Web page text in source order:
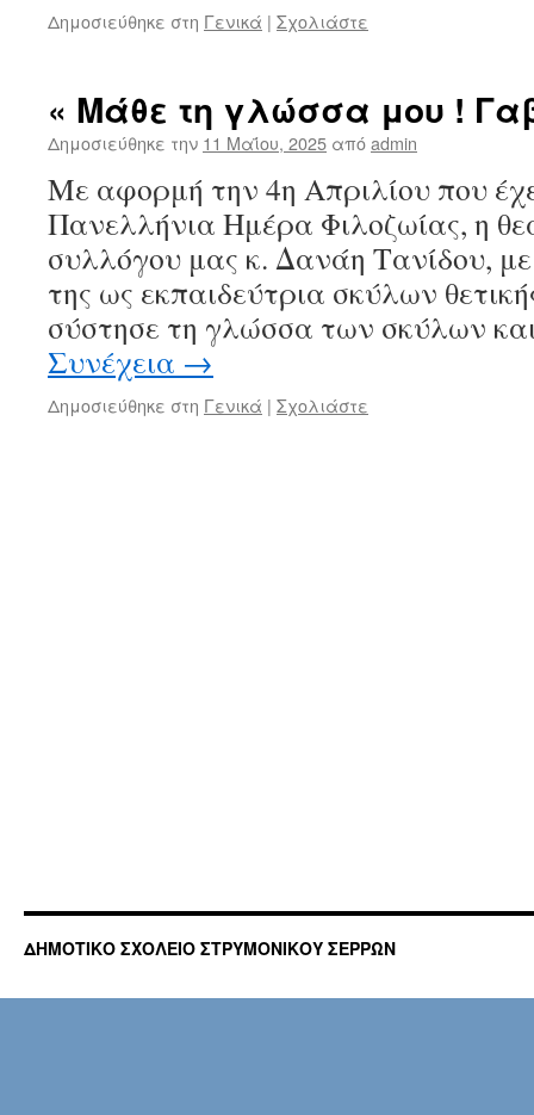
Δημοσιεύθηκε στη Γενικά | Σχολιάστε
« Μάθε τη γλώσσα μου !
Δημοσιεύθηκε την 11 Μαΐου, 2025 απόadmin
Με αφορμή την 4η Απριλίου που
Πανελλήνια Ημέρα Φιλοζωίας, η
συλλόγου μας κ. Δανάη Τανίδου, με
της ως εκπαιδεύτρια σκύλων
σύστησε τη γλώσσα των σκύλων
Συνέχεια →
Δημοσιεύθηκε στη Γενικά | Σχολιάστε
ΔΗΜΟΤΙΚΟ ΣΧΟΛΕΙΟ ΣΤΡΥΜΟΝΙΚΟΥ ΣΕΡΡΩΝ